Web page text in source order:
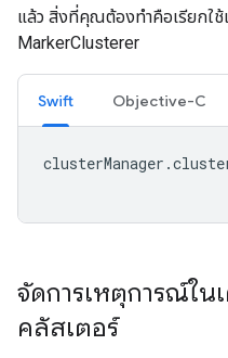
แล้ว สิ่งที่คุณต้องทำคือเรียกใช้
MarkerClusterer
Swift Objective-C
clusterManager .
จัดการเหตุการณ์ใน
คลัสเตอร์